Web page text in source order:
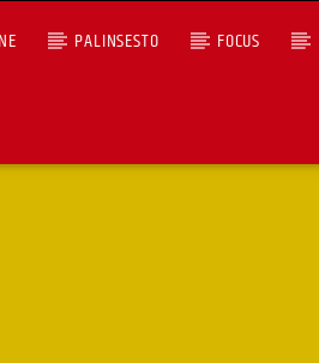
PALINSESTO FOCUS